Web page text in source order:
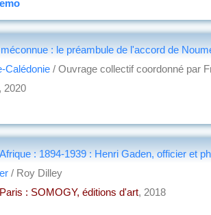
: le préambule de l'accord de
Calédonie / Ouvrage collectif coordonné par
, 2020
: 1894-1939 : Henri Gaden, officier et
/ Roy Dilley
: SOMOGY, éditions d'art, 2018